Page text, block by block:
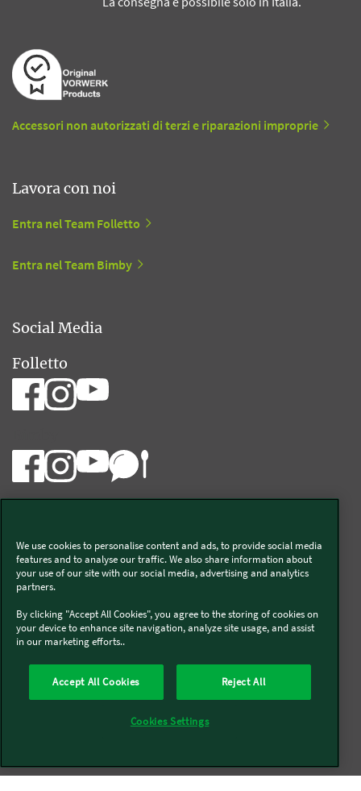
Accessori non autorizzati di terzi e riparazioni improprie
Lavora con noi
Entra nel Team Folletto
Entra nel Team Bimby
Social Media
Folletto
Vorwerk Italia s.a.s. di Vorwerk Management s.r.l.
C.F. e P.Iva 00793630153
Licenza dati ai sensi del Regolamento UE-2023/2854
Condizioni Generali di Vendita
Segnalazioni (whistleblowing)
Dichiarazione di Accessibilità
We use cookies to personalise content and ads, to provide social media
features and to analyse our traffic. We also share information about
your use of our site with our social media, advertising and analytics
partners.
By clicking "Accept All Cookies", you agree to the storing of cookies on
your device to enhance site navigation, analyze site usage, and assist
in our marketing efforts..
Accept All Cookies Reject All
Cookies Settings